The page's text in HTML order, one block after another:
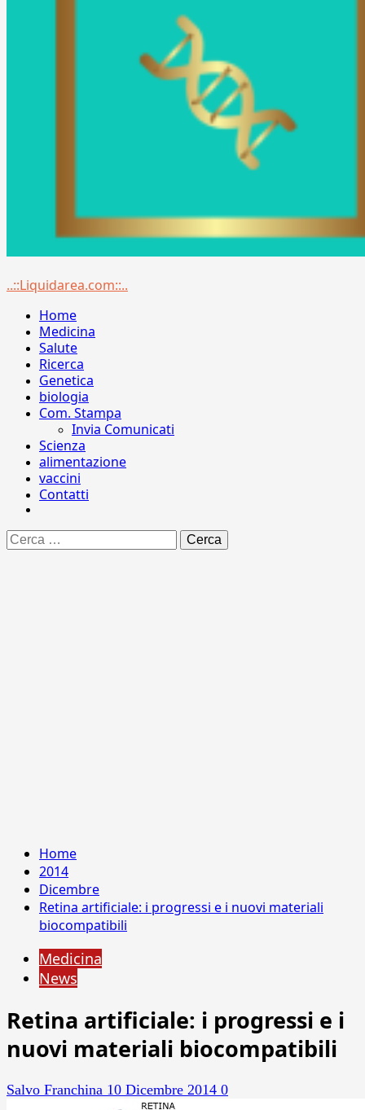
Menu
..::Liquidarea.com::..
Home
Medicina
Salute
Ricerca
Genetica
biologia
Com. Stampa
Invia Comunicati
Scienza
alimentazione
vaccini
Contatti
Ricerca
per:
Home
2014
Dicembre
Retina artificiale: i progressi e i nuovi materiali
biocompatibili
Medicina
News
Retina artificiale: i progressi e i
nuovi materiali biocompatibili
Salvo Franchina 10 Dicembre 2014 0